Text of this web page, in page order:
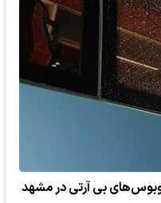
بی آرتی در مشهد